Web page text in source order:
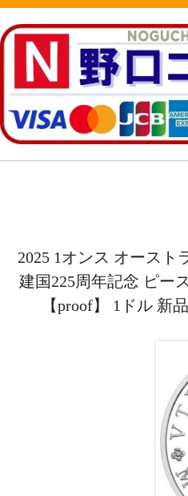
2025 1オンス オースト
建国225周年記念 ピー
【proof】 1ドル 新